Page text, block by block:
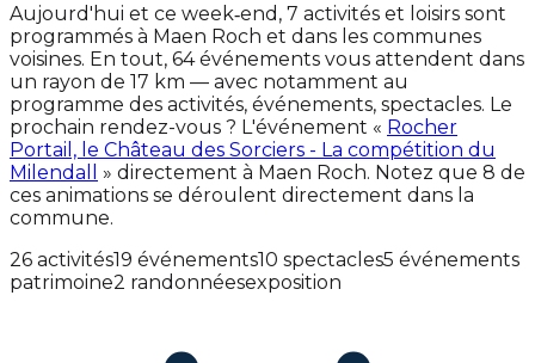
Aujourd'hui et ce week‑end, 7 activités et loisirs sont
programmés à Maen Roch et dans les communes
voisines. En tout, 64 événements vous attendent dans
un rayon de 17 km — avec notamment au
programme des activités, événements, spectacles. Le
prochain rendez-vous ? L'événement « Rocher
Portail, le Château des Sorciers - La compétition du
Milendall
» directement à Maen Roch. Notez que 8 de
ces animations se déroulent directement dans la
commune.
26 activités19 événements10 spectacles5 événements
patrimoine2 randonnéesexposition